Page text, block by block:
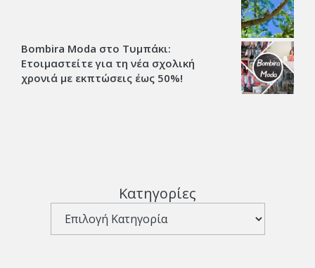
Bombira Moda στο Τυμπάκι:
Ετοιμαστείτε για τη νέα σχολική
χρονιά με εκπτώσεις έως 50%!
Κατηγορίες